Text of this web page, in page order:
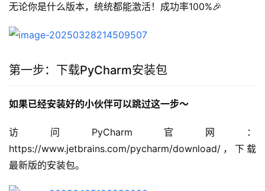
无论你是什么版本，统统都能激活！成功率100%🎉
第一步：下载PyCharm安装包
如果已经安装好的小伙伴可以跳过这一步～
访问PyCharm官网：
https://www.jetbrains.com/pycharm/download/，下载
最新版的安装包。